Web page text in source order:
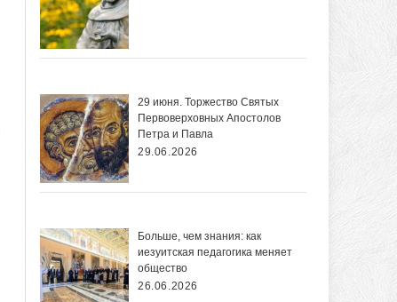
29 июня. Торжество Святых
Первоверховных Апостолов
Петра и Павла
29.06.2026
Больше, чем знания: как
иезуитская педагогика меняет
общество
26.06.2026